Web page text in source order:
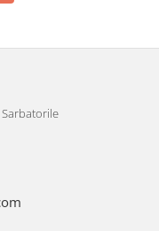
Sarbatorile